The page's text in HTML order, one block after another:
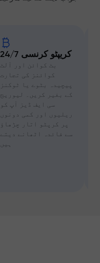
کریپٹو کرنسی 24/7
بٹ کوائن اور آلٹ
کوائنز کی تجارت
پیچیدہ بٹوے یا ٹوکنز
کے بغیر کریں۔ لیوریج
سی ایف ڈیز آپ کو
ریلیوں اور کمی دونوں
پر کرپٹو اتار چڑھاؤ
سے فائدہ اٹھانے دیتے
ہیں